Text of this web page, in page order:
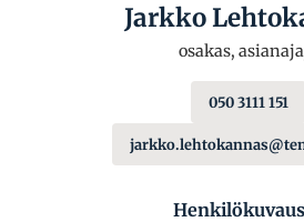
Jarkko
osakas,
050 3111 151